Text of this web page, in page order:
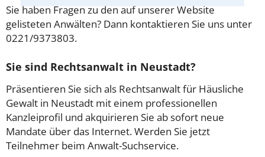
Sie haben Fragen zu den auf unserer Website
gelisteten Anwälten? Dann kontaktieren Sie uns unter
0221/9373803.
Sie sind Rechtsanwalt in Neustadt?
Präsentieren Sie sich als Rechtsanwalt für Häusliche
Gewalt in Neustadt mit einem professionellen
Kanzleiprofil und akquirieren Sie ab sofort neue
Mandate über das Internet. Werden Sie jetzt
Teilnehmer beim Anwalt-Suchservice.